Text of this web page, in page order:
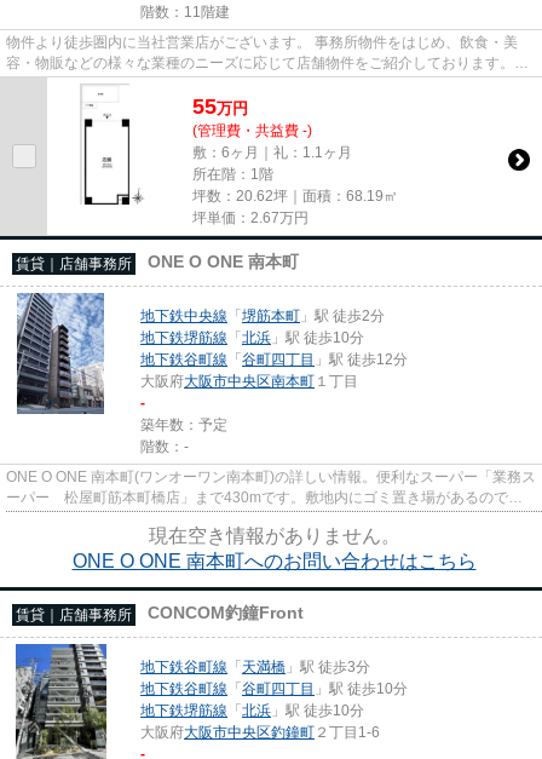
階数：11階建
物件より徒歩圏内に当社営業店がございます。 事務所物件をはじめ、飲食・美
容・物販などの様々な業種のニーズに応じて店舗物件をご紹介しております。
尚、弊社ではおとり広告は一切...
55万円
(管理費・共益費 -)
敷：6ヶ月｜礼：1.1ヶ月
所在階：1階
坪数：20.62坪｜面積：68.19㎡
坪単価： 2.67万円
賃貸｜店舗事務所 ONE O ONE 南本町
地下鉄中央線 「堺筋本町 」駅 徒歩2分
地下鉄堺筋線 「北浜 」駅 徒歩10分
地下鉄谷町線 「谷町四丁目 」駅 徒歩12分
大阪府大阪市中央区南本町 １丁目
-
築年数：予定
階数：-
ONE O ONE 南本町(ワンオーワン南本町)の詳しい情報。便利なスーパー「業務ス
ーパー 松屋町筋本町橋店」まで430mです。敷地内にゴミ置き場があるのでわ
ざわざゴミを捨てに行く手間が...
現在空き情報がありません。
ONE O ONE 南本町へのお問い合わせはこちら
賃貸｜店舗事務所 CONCOM釣鐘Front
地下鉄谷町線 「天満橋 」駅 徒歩3分
地下鉄谷町線 「谷町四丁目 」駅 徒歩10分
地下鉄堺筋線 「北浜 」駅 徒歩10分
大阪府大阪市中央区釣鐘町 ２丁目1-6
-